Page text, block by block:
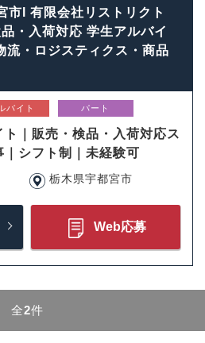
市l 有限会社リストリクト
・入荷対応 学生アルバイ
流・ロジスティクス・商品
バイト パート
｜販売・検品・入荷対応ス
シフト制｜未経験可
栃木県宇都宮市
Web応募
全2件